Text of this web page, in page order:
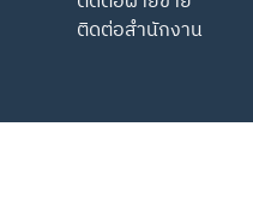
ติดต่อสำนักงาน